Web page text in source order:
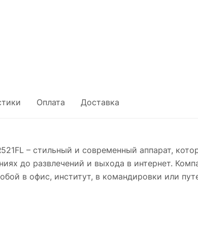
Оплата Доставка
– стильный и современный аппарат,
до развлечений и выхода в интернет.
в офис, институт, в командировки или